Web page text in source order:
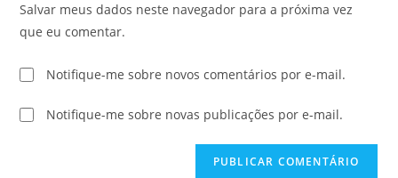
Salvar meus dados neste navegador para a próxima vez
que eu comentar.
Notifique-me sobre novos comentários por e-mail.
Notifique-me sobre novas publicações por e-mail.